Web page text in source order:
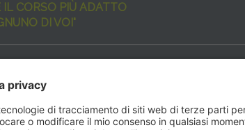
IL CORSO PIÙ ADATTO
DI VOI"
a diverse esigenze formative
professionale.
vuole aiutarvi nella scelta dell’evento ideale